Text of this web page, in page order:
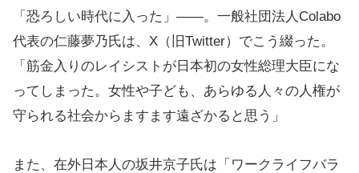
「恐ろしい時代に入った」――。一般社団法人Colabo
代表の仁藤夢乃氏は、X（旧Twitter）でこう綴った。
「筋金入りのレイシストが日本初の女性総理大臣にな
ってしまった。女性や子ども、あらゆる人々の人権が
守られる社会からますます遠ざかると思う」
また、在外日本人の坂井京子氏は「ワークライフバラ